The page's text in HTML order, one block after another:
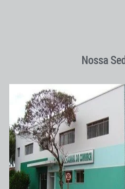
Nossa